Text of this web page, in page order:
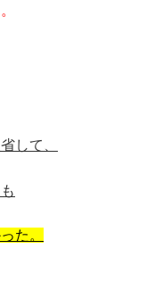
して、
た。